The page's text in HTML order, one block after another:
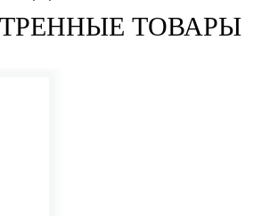
ТОВАРЫ